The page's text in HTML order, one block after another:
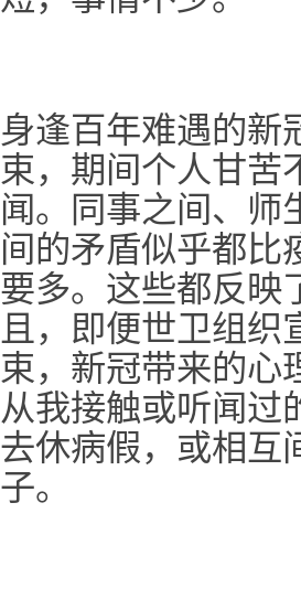
身逢百年难遇的新
束，期间个人甘苦
闻。同事之间、师
间的矛盾似乎都比
要多。这些都反映
且，即便世卫组
束，新冠带来的心
从我接触或听闻过
去休病假，或相互
子。